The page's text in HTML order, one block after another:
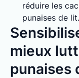
réduire les
punaises de lit.
mieux
punaises